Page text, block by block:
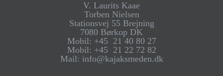
V. Laurits Kaae
Torben Nielsen
Stationsvej 55 Brejning
7080 Børkop DK
Mobil: +45 21 40 80 27
Mobil: +45 21 22 72 82
Mail: info@kajaksmeden.dk